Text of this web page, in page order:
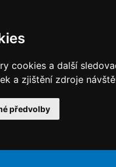
cookies a další
a zjištění zdroje
předvolby